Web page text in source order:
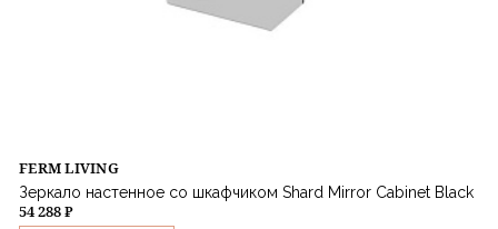
FERM LIVING
Зеркало настенное со шкафчиком Shard Mirror Cabinet Black
54 288 ₽